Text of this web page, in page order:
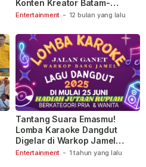
Entertainment - 12 bulan yang lalu
Konten Kreator Batam-
Tanjungpinang
Entertainment - 1 tahun yang lalu
Tantang Suara Emasmu!
Lomba Karaoke Dangdut
Digelar di Warkop Jamel
Ganet